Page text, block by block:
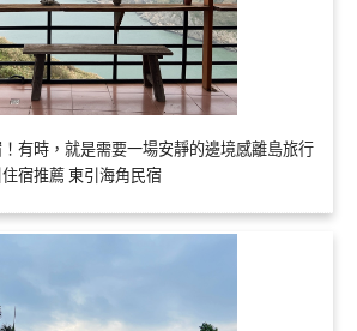
有時，就是需要一場安靜的邊境感離島旅行
宿推薦 東引海角民宿